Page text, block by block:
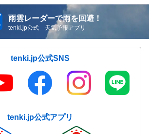
雨雲レーダーで雨を回避！
tenki.jp公式 天気予報アプリ
tenki.jp公式SNS
tenki.jp公式アプリ